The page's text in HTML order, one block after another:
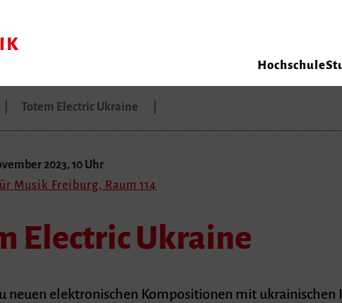
Hochschule
Totem Electric Ukraine
2023, 10 Uhr
Musik Freiburg, Raum 114
Electric Ukraine
neuen elektronischen Kompositionen mit